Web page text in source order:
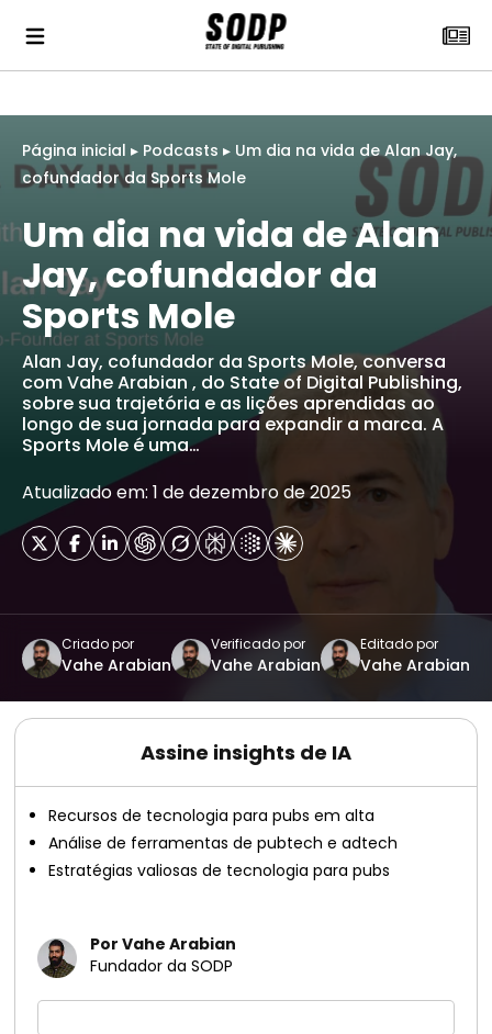
Página inicial ▸ Podcasts ▸ Um dia na vida de Alan Jay,
cofundador da Sports Mole
Um dia na vida de Alan
Jay, cofundador da
Sports Mole
Alan Jay, cofundador da Sports Mole, conversa
com Vahe Arabian , do State of Digital Publishing,
sobre sua trajetória e as lições aprendidas ao
longo de sua jornada para expandir a marca. A
Sports Mole é uma…
Atualizado em: 1 de dezembro de 2025
Criado por
Vahe Arabian
Verificado por
Vahe Arabian
Editado por
Vahe Arabian
Assine insights de IA
Recursos de tecnologia para pubs em alta
Análise de ferramentas de pubtech e adtech
Estratégias valiosas de tecnologia para pubs
Por Vahe Arabian
Fundador da SODP